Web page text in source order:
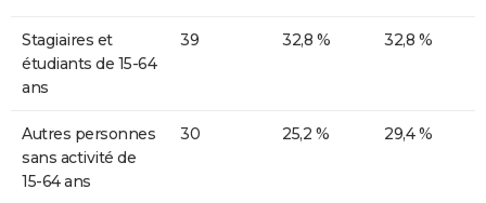
Stagiaires et
étudiants de 15-64
ans
39 32,8 % 32,8 %
Autres personnes
sans activité de
15-64 ans
30 25,2 % 29,4 %